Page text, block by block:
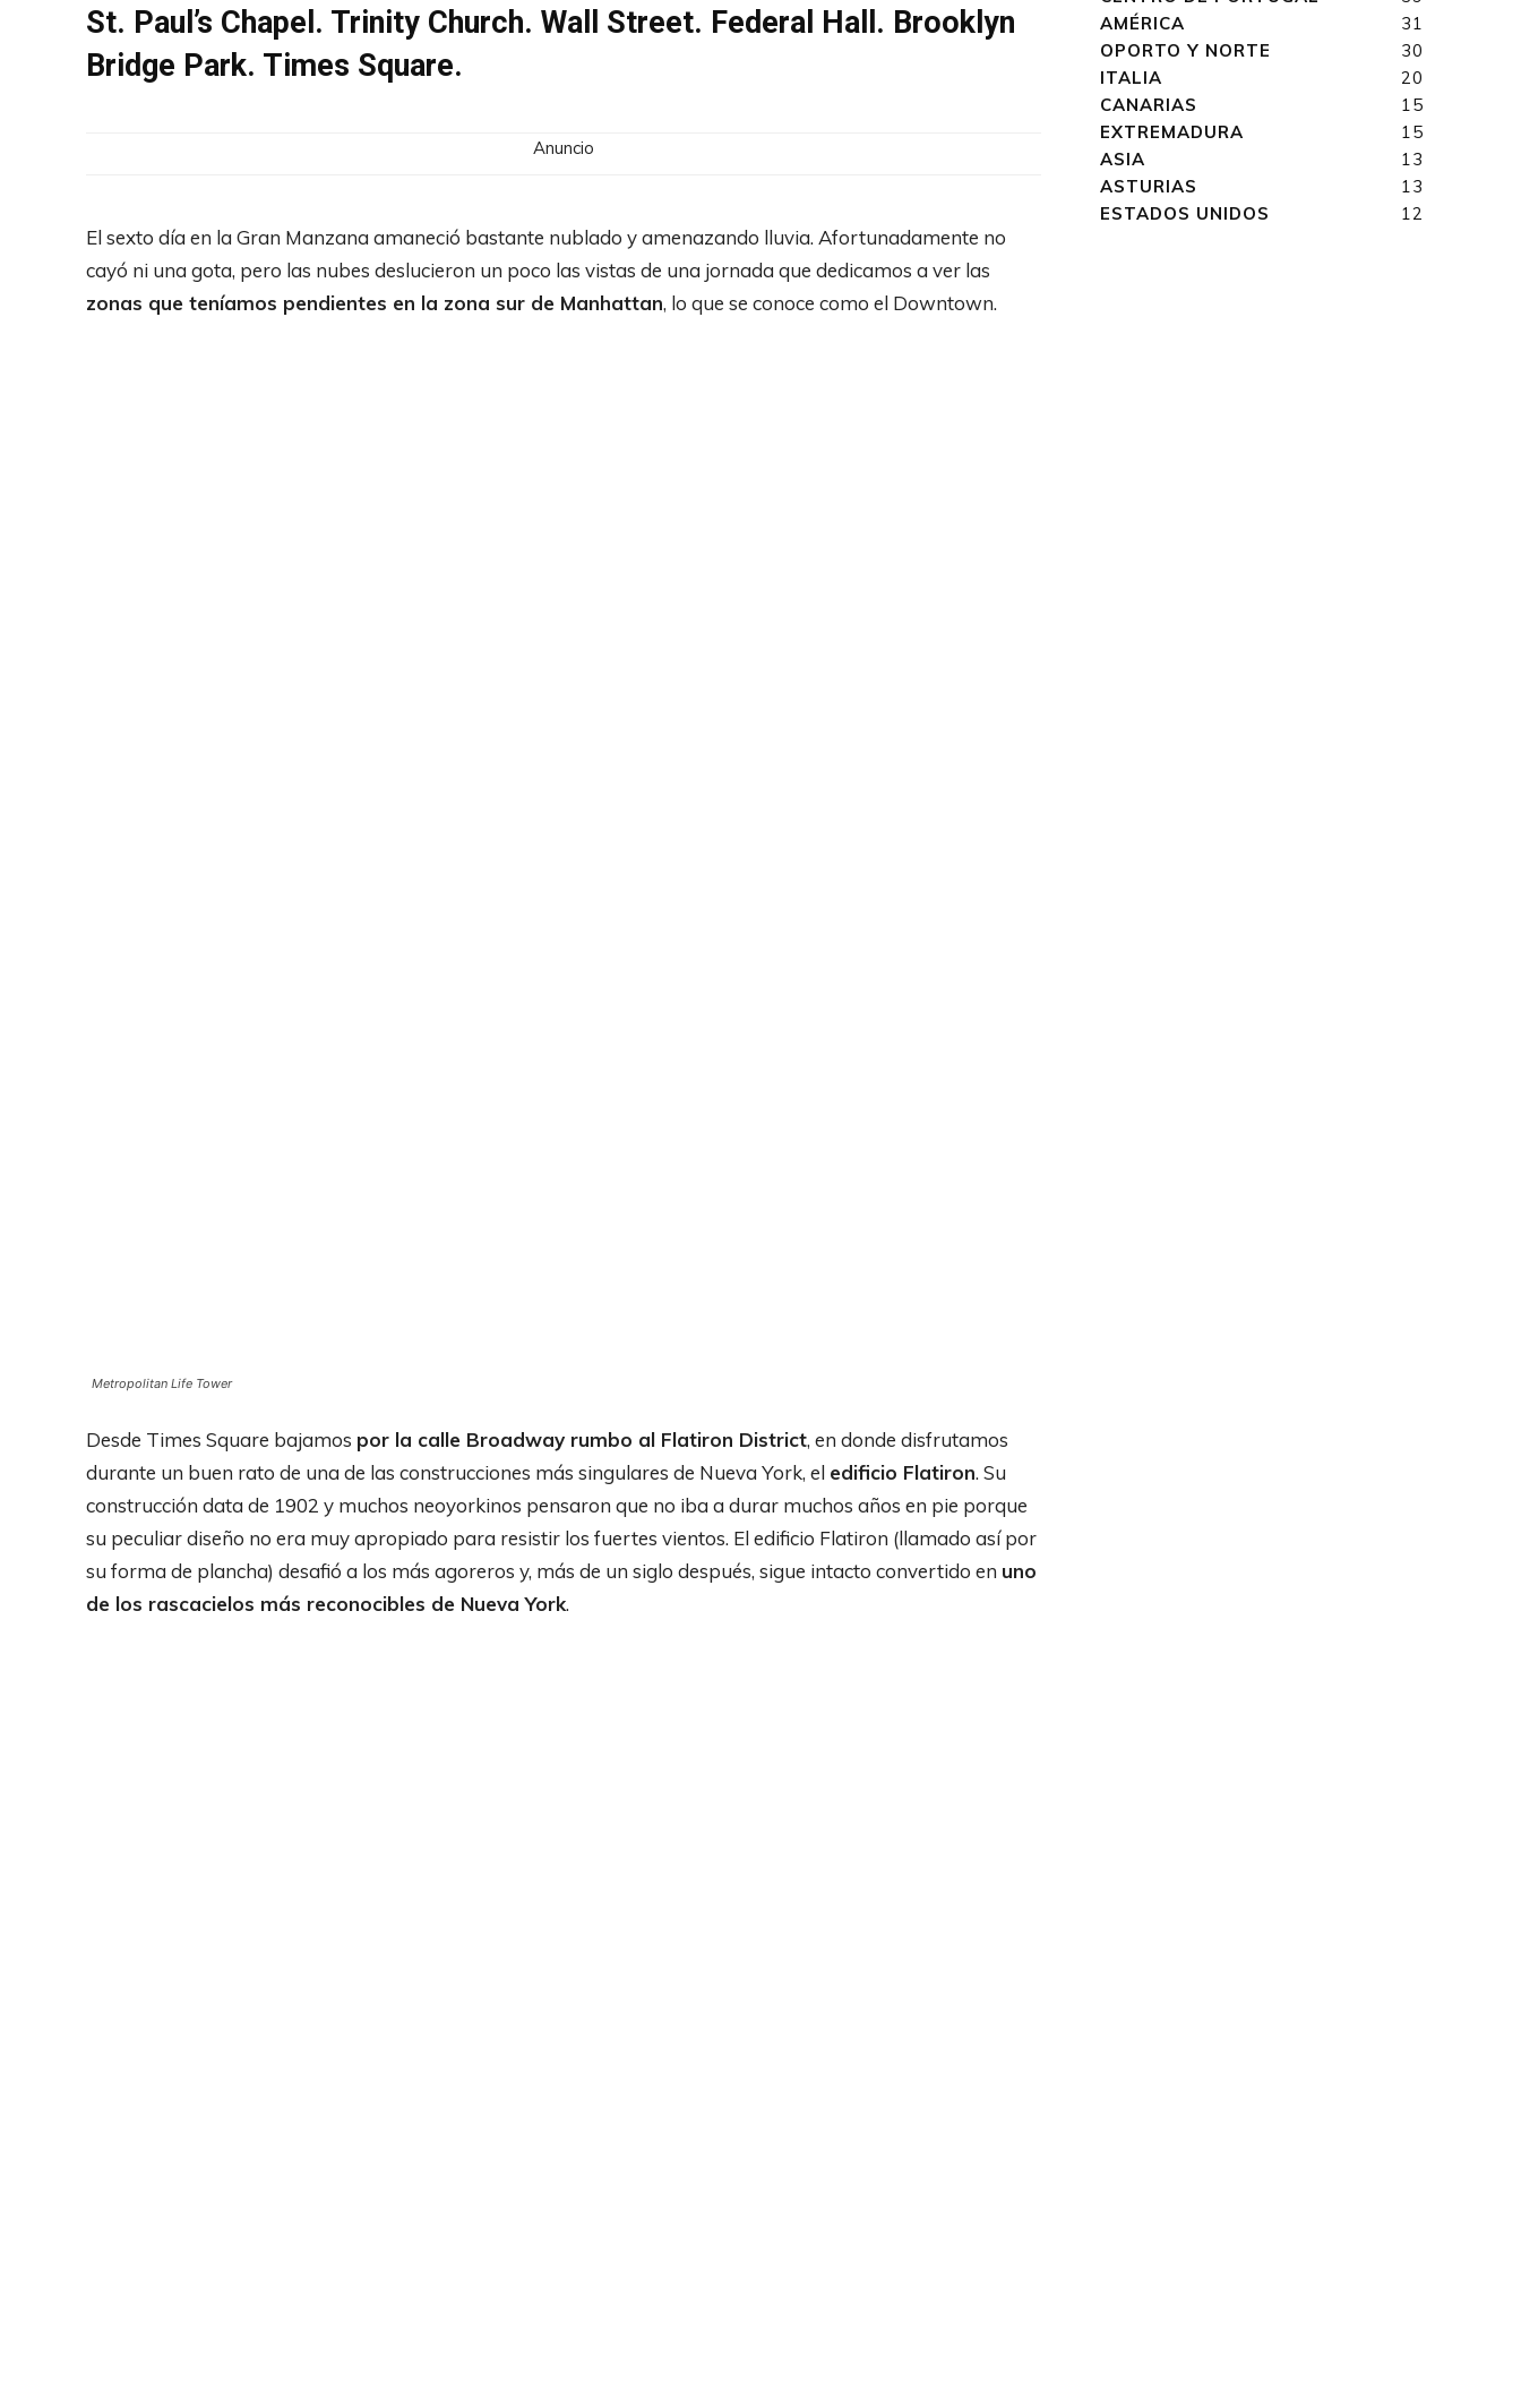
St. Paul’s Chapel. Trinity Church. Wall Street. Federal Hall. Brooklyn
Bridge Park. Times Square.
Anuncio
El sexto día en la Gran Manzana amaneció bastante nublado y amenazando lluvia. Afortunadamente no
cayó ni una gota, pero las nubes deslucieron un poco las vistas de una jornada que dedicamos a ver las
zonas que teníamos pendientes en la zona sur de Manhattan, lo que se conoce como el Downtown.
Metropolitan Life Tower
Desde Times Square bajamos por la calle Broadway rumbo al Flatiron District, en donde disfrutamos
durante un buen rato de una de las construcciones más singulares de Nueva York, el edificio Flatiron. Su
construcción data de 1902 y muchos neoyorkinos pensaron que no iba a durar muchos años en pie porque
su peculiar diseño no era muy apropiado para resistir los fuertes vientos. El edificio Flatiron (llamado así por
su forma de plancha) desafió a los más agoreros y, más de un siglo después, sigue intacto convertido en uno
de los rascacielos más reconocibles de Nueva York.
AMÉRICA
31
OPORTO Y NORTE
30
ITALIA
20
CANARIAS
15
EXTREMADURA
15
ASIA
13
ASTURIAS
13
ESTADOS UNIDOS
12